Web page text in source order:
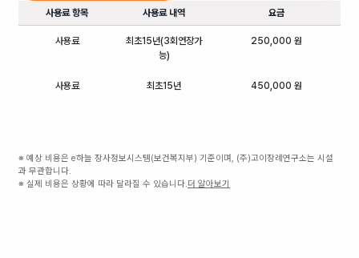
사용료 항목 사용료 내역 요금
사용료
최초15년(3회연장가
능)
250,000 원
사용료 최초15년 450,000 원
※ 예상 비용은 e하늘 장사정보시스템(보건복지부) 기준이며, (주)고이장례연구소는 시설
과 무관합니다.
※ 실제 비용은 상황에 따라 달라질 수 있습니다.더 알아보기